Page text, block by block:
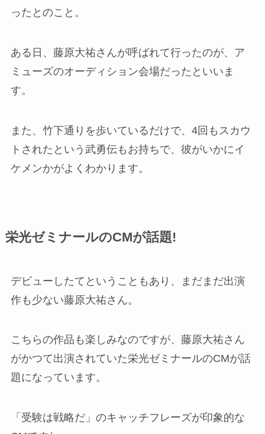
ったとのこと。
ある日、藤原大祐さんが呼ばれて行ったのが、ア
ミューズのオーディション会場だったといいま
す。
また、竹下通りを歩いているだけで、4回もスカウ
トされたという武勇伝もお持ちで、彼がいかにイ
ケメンかがよくわかります。
栄光ゼミナールのCMが話題!
デビューしたてということもあり、まだまだ出演
作も少ない藤原大祐さん。
こちらの作品も楽しみなのですが、藤原大祐さん
がかつて出演されていた栄光ゼミナールのCMが話
題になっています。
「受験は戦略だ」のキャッチフレーズが印象的な